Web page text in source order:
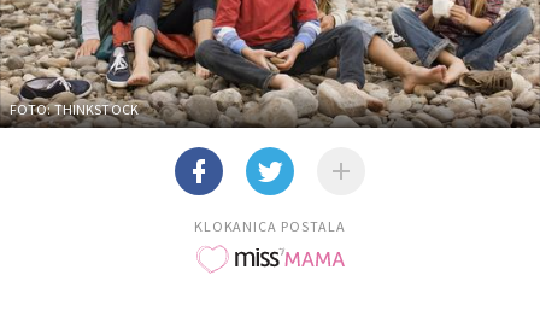
FOTO: THINKSTOCK
KLOKANICA POSTALA